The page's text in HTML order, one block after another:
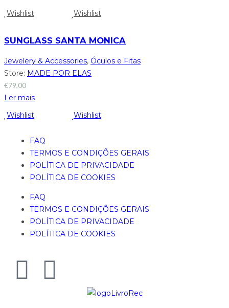
Wishlist
Wishlist
SUNGLASS SANTA MONICA
Jewelery & Accessories, Óculos e Fitas
Store: MADE POR ELAS
€79,00
Ler mais
Wishlist
Wishlist
FAQ
TERMOS E CONDIÇÕES GERAIS
POLÍTICA DE PRIVACIDADE
POLÍTICA DE COOKIES
FAQ
TERMOS E CONDIÇÕES GERAIS
POLÍTICA DE PRIVACIDADE
POLÍTICA DE COOKIES